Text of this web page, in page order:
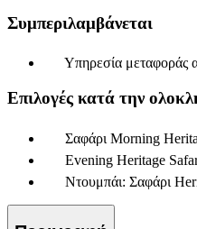
Συμπεριλαμβάνεται
Υπηρεσία μεταφοράς
Επιλογές κατά την
Σαφάρι Morning
Evening Heritage
Ντουμπάι: Σαφάρι